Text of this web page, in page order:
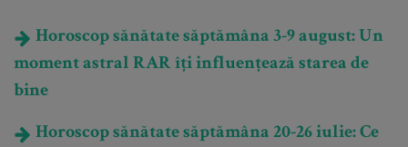
Horoscop sănătate săptămâna 3-9 august: Un
moment astral RAR îți influențează starea de
bine
Horoscop sănătate săptămâna 20-26 iulie: Ce